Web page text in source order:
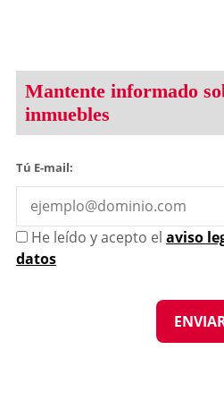
Mantente informado
inmuebles
Tú E-mail:
He leído y acepto el aviso
datos